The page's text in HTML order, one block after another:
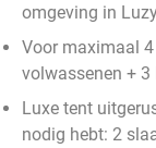
omgeving in
Voor maximaal
volwassenen + 3
Luxe tent
nodig hebt: 2